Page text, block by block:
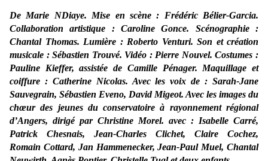
De Marie NDiaye. Mise en scène : Frédéric Bélier-Garcia.
Collaboration artistique : Caroline Gonce. Scénographie :
Chantal Thomas. Lumière : Roberto Venturi. Son et création
musicale :Sébastien Trouvé. Vidéo : Pierre Nouvel. Costumes :
Pauline Kieffer, assistée de Camille Pénager. Maquillage et
coiffure : Catherine Nicolas. Avec les voix de : Sarah-Jane
Sauvegrain, Sébastien Eveno, David Migeot. Avec les images du
chœur des jeunes du conservatoire à rayonnement régional
d’Angers, dirigé par Christine Morel. avec : Isabelle Carré,
Patrick Chesnais, Jean-Charles Clichet, Claire Cochez,
Romain Cottard, Jan Hammenecker,Jean-Paul Muel,Chantal